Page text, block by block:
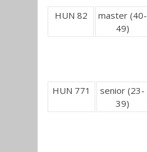
HUN 82
master (40-
49)
HUN 771
senior (23-
39)